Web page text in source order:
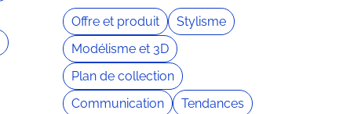
Offre et produit
Stylisme
Modélisme et 3D
Plan de collection
Communication
Tendances